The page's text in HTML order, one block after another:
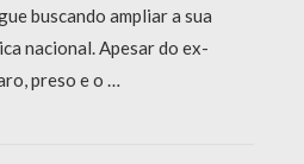
buscando ampliar a sua
nacional. Apesar do ex-
preso e o …